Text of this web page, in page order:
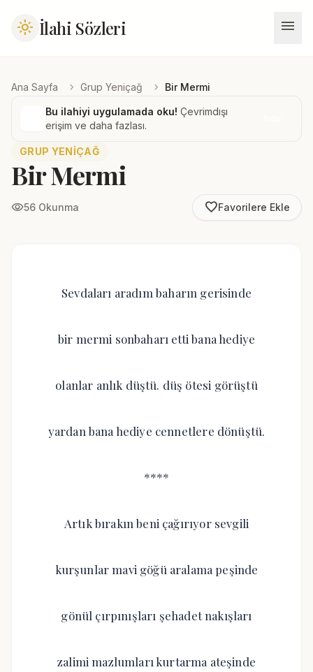
light_mode İlahi Sözleri menu
Ana Sayfa chevron_right Grup Yeniçağ chevron_right Bir Mermi
Bu ilahiyi uygulamada oku! Çevrimdışı
erişim ve daha fazlası.
GRUP YENIÇAĞ
Bir Mermi
visibility56 Okunma favorite_borderFavorilere Ekle
Sevdaları aradım baharın gerisinde
bir mermi sonbaharı etti bana hediye
olanlar anlık düştü. düş ötesi görüştü
yardan bana hediye cennetlere dönüştü.
****
Artık bırakın beni çağırıyor sevgili
kurşunlar mavi göğü aralama peşinde
gönül çırpınışları şehadet nakışları
zalimi mazlumları kurtarma ateşinde